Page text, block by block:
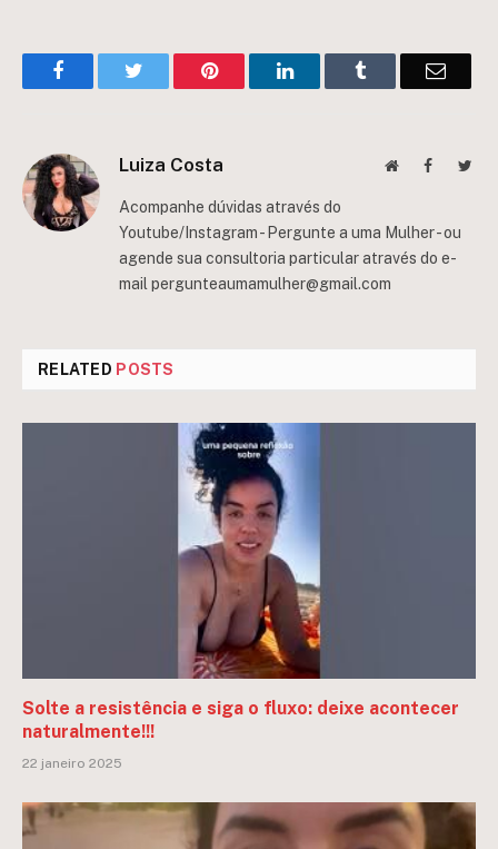
FacebookTwitter Pinterest LinkedInTumblr Email
Luiza Costa WebsiteFacebook
Acompanhe dúvidas através do
Youtube/Instagram - Pergunte a uma Mulher - ou
agende sua consultoria particular através do e-
mail pergunteaumamulher@gmail.com
RELATED POSTS
Solte a resistência e siga o fluxo: deixe acontecer
naturalmente!!!
22 janeiro 2025